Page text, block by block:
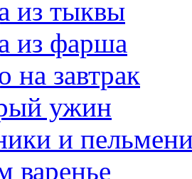
из тыквы
из фарша
на завтрак
ужин
и
варенье